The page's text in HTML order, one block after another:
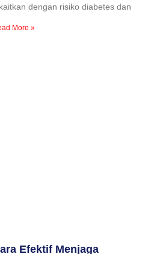
dengan risiko diabetes dan
More »
Efektif Menjaga